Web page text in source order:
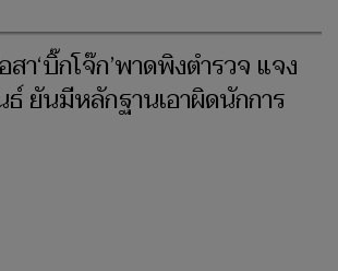
สา‘บิ๊กโจ๊ก’พาดพิงตำรวจ แจง
ยันมีหลักฐานเอาผิดนักการ